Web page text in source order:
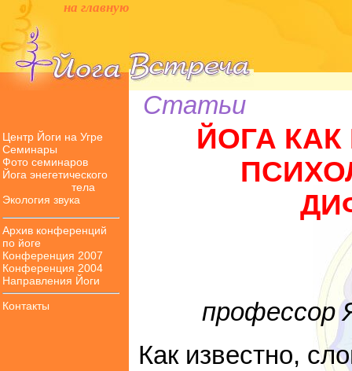
на главную
Центр Йоги на Угре
Семинары
Фото семинаров
Йога энегетического
тела
Экология звука
Архив конференций
по йоге
Конференция 2007
Конференция 2004
Направления Йоги
Контакты
Статьи
ЙОГА
профессор
Как известно,